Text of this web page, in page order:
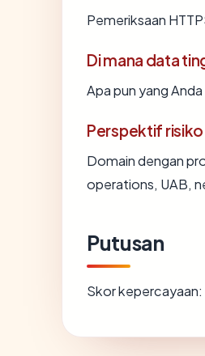
Pemeriksaan
Di mana data
Apa pun yang
Perspektif risiko
Domain dengan
operations, UAB,
Putusan
Skor kepercayaan: